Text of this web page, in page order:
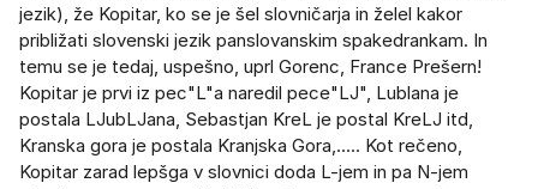
jezik), že Kopitar, ko se je šel slovničarja in želel kakor
približati slovenski jezik panslovanskim spakedrankam. In
temu se je tedaj, uspešno, uprl Gorenc, France Prešern!
Kopitar je prvi iz pec"L"a naredil pece"LJ", Lublana je
postala LJubLJana, Sebastjan KreL je postal KreLJ itd,
Kranska gora je postala Kranjska Gora,..... Kot rečeno,
Kopitar zarad lepšga v slovnici doda L-jem in pa N-jem